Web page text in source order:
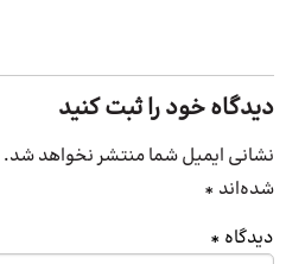
دیدگاه خود را ثبت کنید
نشانی ایمیل شما منتشر نخواهد شد.
شده‌اند *
دیدگاه *